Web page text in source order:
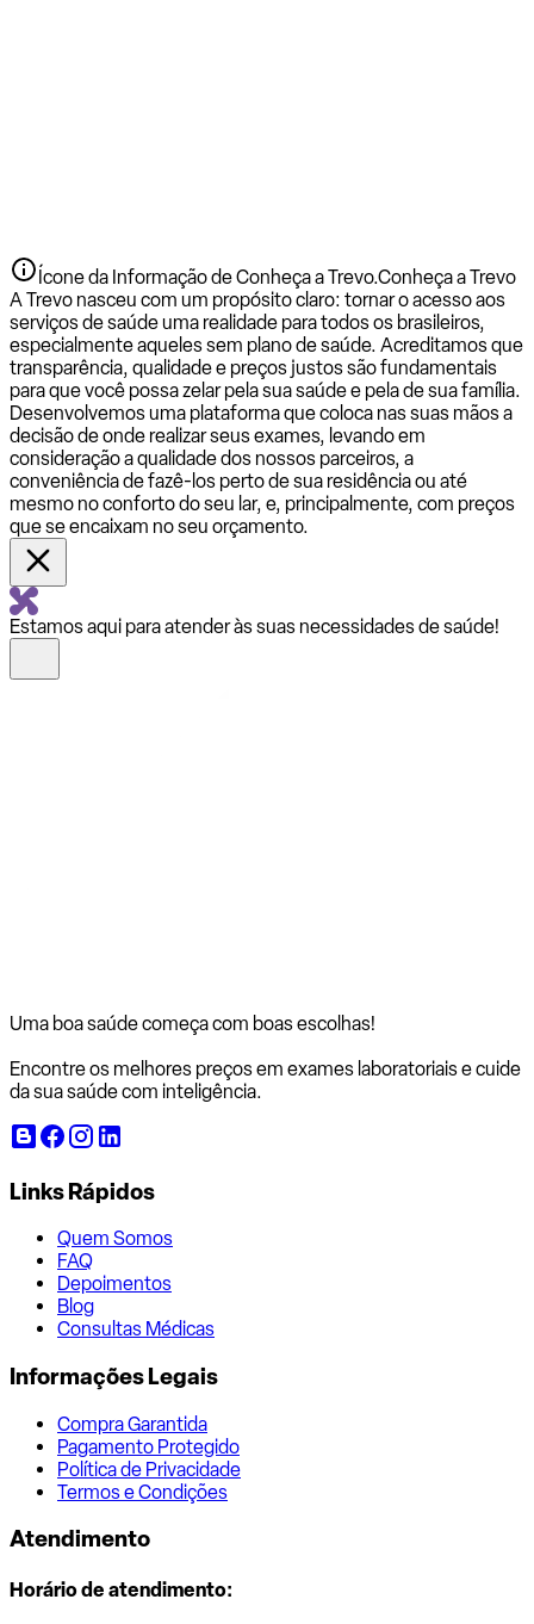
Ícone da Informação de Conheça a Trevo.Conheça a Trevo
A Trevo nasceu com um propósito claro: tornar o acesso aos
serviços de saúde uma realidade para todos os brasileiros,
especialmente aqueles sem plano de saúde. Acreditamos que
transparência, qualidade e preços justos são fundamentais
para que você possa zelar pela sua saúde e pela de sua família.
Desenvolvemos uma plataforma que coloca nas suas mãos a
decisão de onde realizar seus exames, levando em
consideração a qualidade dos nossos parceiros, a
conveniência de fazê-los perto de sua residência ou até
mesmo no conforto do seu lar, e, principalmente, com preços
que se encaixam no seu orçamento.
Estamos aqui para atender às suas necessidades de saúde!
Uma boa saúde começa com boas escolhas!
Encontre os melhores preços em exames laboratoriais e cuide
da sua saúde com inteligência.
Links Rápidos
Quem Somos
FAQ
Depoimentos
Blog
Consultas Médicas
Informações Legais
Compra Garantida
Pagamento Protegido
Política de Privacidade
Termos e Condições
Atendimento
Horário de atendimento: